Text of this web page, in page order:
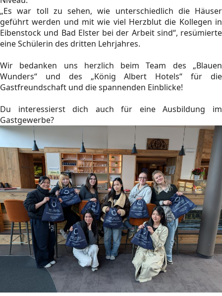
„Es war toll zu sehen, wie unterschiedlich die Häuser
geführt werden und mit wie viel Herzblut die Kollegen in
Eibenstock und Bad Elster bei der Arbeit sind“, resümierte
eine Schülerin des dritten Lehrjahres.
Wir bedanken uns herzlich beim Team des „Blauen
Wunders“ und des „König Albert Hotels“ für die
Gastfreundschaft und die spannenden Einblicke!
Du interessierst dich auch für eine Ausbildung im
Gastgewerbe?